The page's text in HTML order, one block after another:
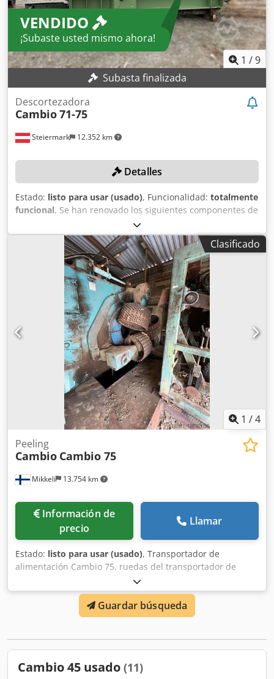
VENDIDO
¡Subaste usted mismo ahora!
1 /9
Subasta finalizada
Steiermark 12.352 km
Descortezadora
Cambio71-75
Detalles
Estado: listo para usar (usado), Funcionalidad: totalmente
funcional, Se han renovado los siguientes componentes de
la máquina: Caja de avance: revisada en 2023 Crjdpfxsxr
Ityo Alwsf Rotor: reacondicionado de fábrica, instalado en
2024 Apertura hidráulica de rodillos: instalada en 2022
Unidad de extracción: nueva, instalada en 2021 Mesa de
alimentación: año de fabricación 2021 DETALLES TÉCNICOS
Rotor: Air ten, 800 mm Diámetro máximo de tronco: aprox.
75 cm DETALLES DE LA MÁQUINA Longitud total: 9.800 mm
Distancia entre ejes: 8.800 mm EQUIPAMIENTO Paquete de
repuestos Nota: Un armario eléctrico no está incluido en la
oferta. Sin embargo, el vendedor puede suministrar un
armario nuevo por un coste adicional.
Clasificado
1 /4
Mikkeli 13.754 km
Peeling
Cambio Cambio 75
Información de
precio
Llamar
Estado: listo para usar (usado), Transportador de
alimentación Cambio 75, ruedas del transportador de
alimentación Cjdpfx Ajv Irvuolwerf
Guardar búsqueda
Cambio 45 usado (11)